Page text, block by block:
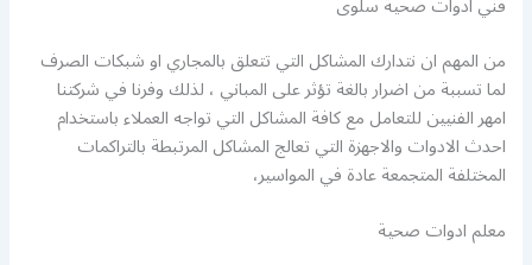
من المهم ان نتدارك المشاكل التي تتعلق بالمجاري او شبكات الصرف
لما تسببة من اضرار بالغة تؤثر على المباني ، لذلك وفرنا في شركتنا
امهر الفنيين للتعامل مع كافة المشاكل التي تواجه العملاء باستخدام
احدث الادوات والاجهزة التي تعالج المشاكل المرتبطة بالتراكمات
المختلفة المتجمعة عادة في المواسير،
معلم ادوات صحية